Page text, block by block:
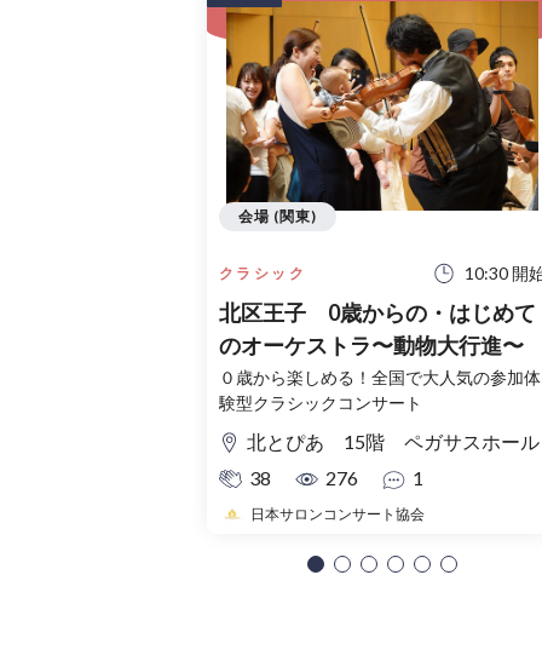
クラシック 10:30 開
北区王子 0歳からの・はじめて
のオーケストラ〜動物大行進〜
０歳から楽しめる！全国で大人気の参加体
験型クラシックコンサート
北とぴあ 15階 ペガサスホール
38
276 1
日本サロンコンサート協会
会場 (関東)